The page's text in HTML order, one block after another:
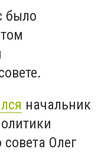
было
начальник
Олег